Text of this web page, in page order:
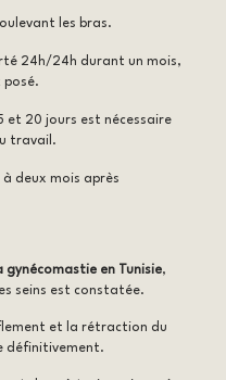
les bras.
24h/24h durant un mois,
posé.
et 20 jours est nécessaire
travail.
à deux mois après
gynécomastie en Tunisie,
seins est constatée.
et la rétraction du
définitivement.